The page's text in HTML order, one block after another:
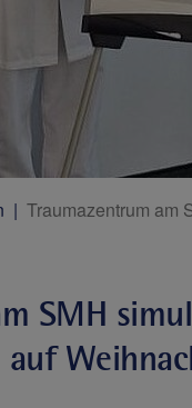
Traumazentrum am
SMH
auf